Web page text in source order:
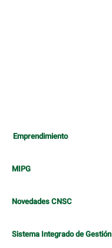
Emprendimiento
MIPG
Novedades CNSC
Sistema Integrado de Gestión